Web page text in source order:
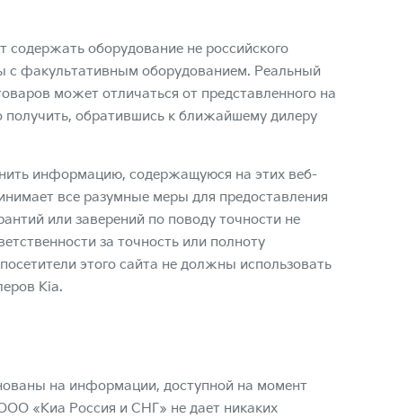
оборудование не российского
с факультативным оборудованием. Реальный
может отличаться от представленного на
обратившись к ближайшему дилеру
информацию, содержащуюся на этих веб-
все разумные меры для предоставления
или заверений по поводу точности не
за точность или полноту
этого сайта не должны использовать
Kia.
на информации, доступной на момент
«Киа Россия и СНГ» не дает никаких